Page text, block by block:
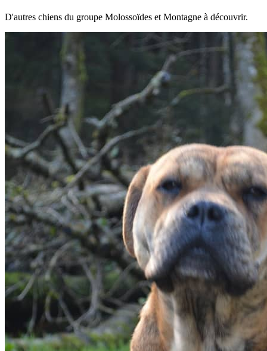
D'autres chiens du groupe Molossoïdes et Montagne à découvrir.